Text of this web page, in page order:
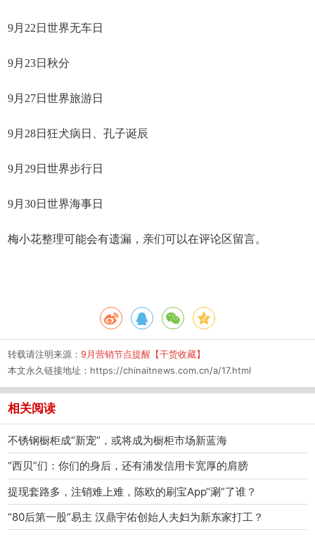
9月22日世界无车日
9月23日秋分
9月27日世界旅游日
9月28日狂犬病日、孔子诞辰
9月29日世界步行日
9月30日世界海事日
梅小花整理可能会有遗漏，亲们可以在评论区留言。
转载请注明来源： 9月营销节点提醒【干货收藏】
本文永久链接地址： https://chinaitnews.com.cn/a/17.html
相关阅读
不锈钢橱柜成“新宠”，或将成为橱柜市场新蓝海
“西贝”们：你们的身后，还有浦发信用卡宽厚的肩膀
提现套路多，注销难上难，陈欧的刷宝App“涮”了谁？
“80后第一股”易主 汉鼎宇佑创始人夫妇为新东家打工？